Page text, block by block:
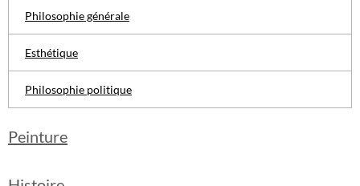
Philosophie générale
Esthétique
Philosophie politique
Peinture